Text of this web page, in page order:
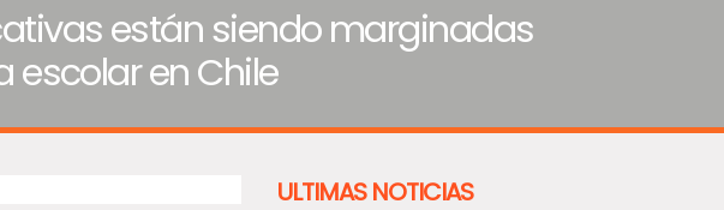
están siendo marginadas
escolar en Chile
ULTIMAS NOTICIAS